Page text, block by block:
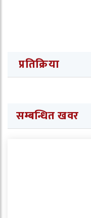
प्रतिक्रिया
सम्बन्धित खवर